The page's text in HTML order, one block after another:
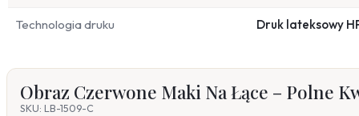
Technologia druku Druk lateksowy
Obraz Czerwone Maki Na Łące – Polne
SKU: LB-1509-C